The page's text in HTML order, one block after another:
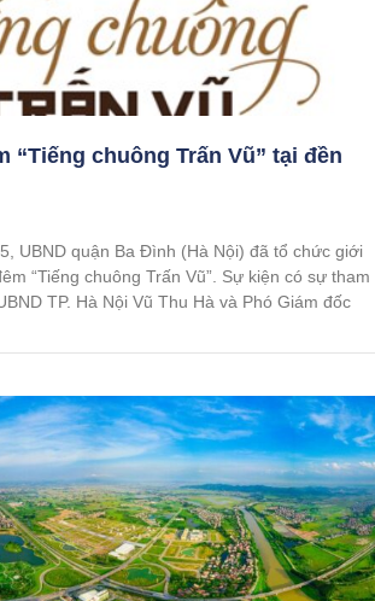
“Tiếng chuông Trấn Vũ” tại đền
UBND quận Ba Đình (Hà Nội) đã tổ chức giới
“Tiếng chuông Trấn Vũ”. Sự kiện có sự tham
TP. Hà Nội Vũ Thu Hà và Phó Giám đốc